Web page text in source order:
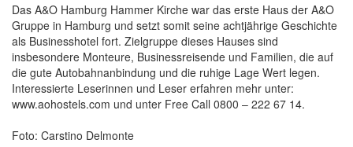
Das A&O Hamburg Hammer Kirche war das erste Haus der A&O
Gruppe in Hamburg und setzt somit seine achtjährige Geschichte
als Businesshotel fort. Zielgruppe dieses Hauses sind
insbesondere Monteure, Businessreisende und Familien, die auf
die gute Autobahnanbindung und die ruhige Lage Wert legen.
Interessierte Leserinnen und Leser erfahren mehr unter:
www.aohostels.com und unter Free Call 0800 – 222 67 14.
Foto: Carstino Delmonte